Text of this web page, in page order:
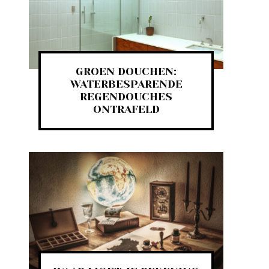
GROEN DOUCHEN:
WATERBESPARENDE
REGENDOUCHES
ONTRAFELD